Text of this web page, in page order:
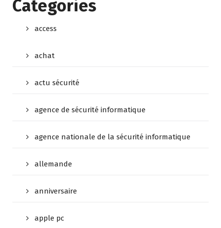
Categories
access
achat
actu sécurité
agence de sécurité informatique
agence nationale de la sécurité informatique
allemande
anniversaire
apple pc